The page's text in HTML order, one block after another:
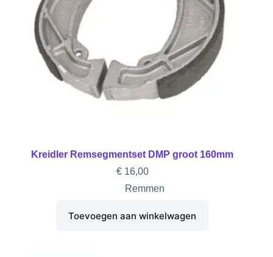
Kreidler Remsegmentset DMP groot 160mm
€16,00
Remmen
Toevoegen aan winkelwagen